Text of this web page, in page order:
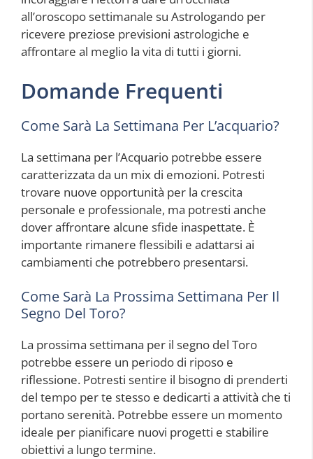
all’oroscopo settimanale su Astrologando per
ricevere preziose previsioni astrologiche e
affrontare al meglio la vita di tutti i giorni.
Domande Frequenti
Come Sarà La Settimana Per L’acquario?
La settimana per l’Acquario potrebbe essere
caratterizzata da un mix di emozioni. Potresti
trovare nuove opportunità per la crescita
personale e professionale, ma potresti anche
dover affrontare alcune sfide inaspettate. È
importante rimanere flessibili e adattarsi ai
cambiamenti che potrebbero presentarsi.
Come Sarà La Prossima Settimana Per Il
Segno Del Toro?
La prossima settimana per il segno del Toro
potrebbe essere un periodo di riposo e
riflessione. Potresti sentire il bisogno di prenderti
del tempo per te stesso e dedicarti a attività che ti
portano serenità. Potrebbe essere un momento
ideale per pianificare nuovi progetti e stabilire
obiettivi a lungo termine.